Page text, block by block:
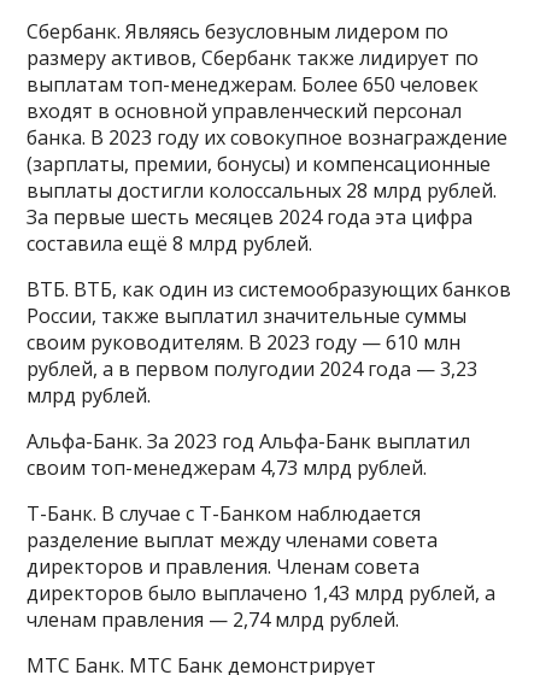
Сбербанк. Являясь безусловным лидером по
размеру активов, Сбербанк также лидирует по
выплатам топ-менеджерам. Более 650 человек
входят в основной управленческий персонал
банка. В 2023 году их совокупное вознаграждение
(зарплаты, премии, бонусы) и компенсационные
выплаты достигли колоссальных 28 млрд рублей.
За первые шесть месяцев 2024 года эта цифра
составила ещё 8 млрд рублей.
ВТБ. ВТБ, как один из системообразующих банков
России, также выплатил значительные суммы
своим руководителям. В 2023 году — 610 млн
рублей, а в первом полугодии 2024 года — 3,23
млрд рублей.
Альфа-Банк. За 2023 год Альфа-Банк выплатил
своим топ-менеджерам 4,73 млрд рублей.
Т-Банк. В случае с Т-Банком наблюдается
разделение выплат между членами совета
директоров и правления. Членам совета
директоров было выплачено 1,43 млрд рублей, а
членам правления — 2,74 млрд рублей.
МТС Банк. МТС Банк демонстрирует